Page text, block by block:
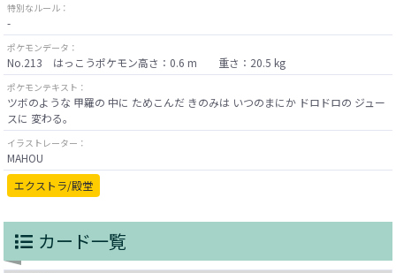
特別なルール：
-
ポケモンデータ：
No.213 はっこうポケモン高さ：0.6 m 重さ：20.5 kg
ポケモンテキスト：
ツボのような 甲羅の 中に ためこんだ きのみは いつのまにか ドロドロの ジュー
スに 変わる。
イラストレーター：
MAHOU
エクストラ/殿堂
カード一覧